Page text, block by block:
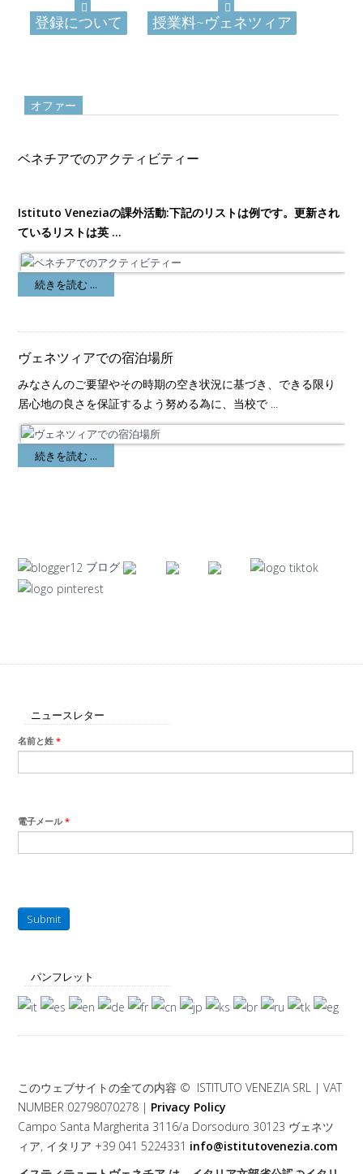
登録について 授業料~ヴェネツィア
オファー
ベネチアでのアクティビティー
Istituto Veneziaの課外活動:下記のリストは例です。更新され
ているリストは英 ...
続きを読む ...
ヴェネツィアでの宿泊場所
みなさんのご要望やその時期の空き状況に基づき、できる限り
居心地の良さを保証するよう努める為に、当校で ...
続きを読む ...
ブログ
ニュースレター
名前と姓 *
電子メール *
Submit
パンフレット
このウェブサイトの全ての内容 © ISTITUTO VENEZIA SRL | VAT
NUMBER 02798070278 | Privacy Policy
Campo Santa Margherita 3116/a Dorsoduro 30123 ヴェネツ
ィア, イタリア +39 041 5224331 info@istitutovenezia.com